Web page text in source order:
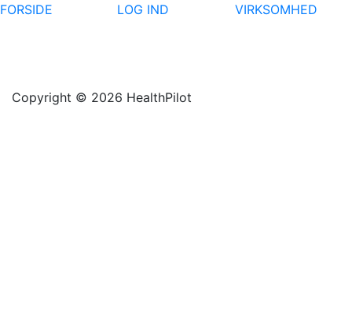
FORSIDE
LOG IND VIRKSOMHED
Copyright © 2026 HealthPilot